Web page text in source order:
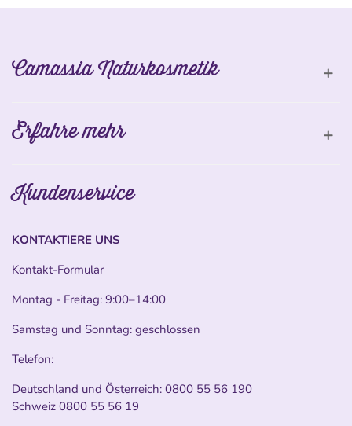
Camassia Naturkosmetik
Erfahre mehr
Kundenservice
KONTAKTIERE UNS
Kontakt-Formular
Montag - Freitag: 9:00–14:00
Samstag und Sonntag: geschlossen
Telefon:
Deutschland und Österreich: 0800 55 56 190
Schweiz 0800 55 56 19